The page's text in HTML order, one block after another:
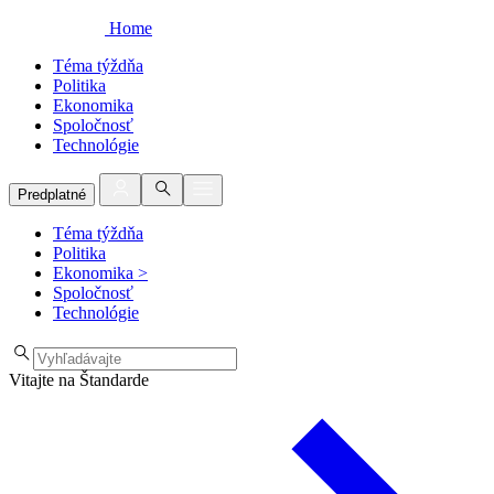
Home
Téma týždňa
Politika
Ekonomika
Spoločnosť
Technológie
Predplatné
Téma týždňa
Politika
Ekonomika >
Spoločnosť
Technológie
Vitajte na Štandarde